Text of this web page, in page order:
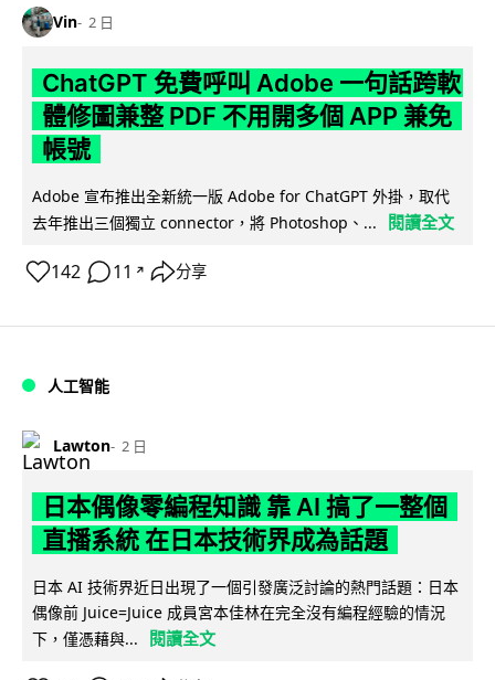
Vin 2 日
ChatGPT 免費呼叫 Adobe 一句話跨軟
體修圖兼整 PDF 不用開多個 APP 兼免
帳號
Adobe 宣布推出全新統一版 Adobe for ChatGPT 外掛，取代
去年推出三個獨立 connector，將 Photoshop、...
閱讀全文
142 11 ↗ 分享
人工智能
Lawton 2 日
日本偶像零編程知識 靠 AI 搞了一整個
直播系統 在日本技術界成為話題
日本 AI 技術界近日出現了一個引發廣泛討論的熱門話題：日本
偶像前 Juice=Juice 成員宮本佳林在完全沒有編程經驗的情況
下，僅憑藉與...
閱讀全文